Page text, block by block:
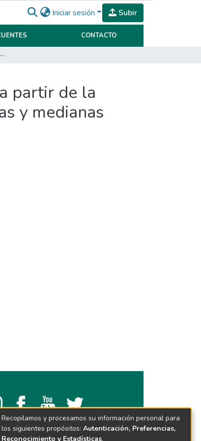
Iniciar sesión Subir
CONTACTO
Análisis y toma de decisiones en entidades bancarias a partir de la interpretación de la información financiera de pequeñas y medianas empresas.
partir de la
y medianas
Recopilamos y procesamos su información personal para
los siguientes propósitos: Autenticación, Preferencias,
Reconocimiento y Estadísticas.